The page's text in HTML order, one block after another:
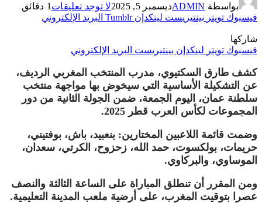
بواسطة ADMINديسمبر 5, 2025 لا توجد تعليقات 1 دقائق
فيسبوك تويتر بينتيريست لينكدإن Tumblr البريد الإلكتروني
شاركها
فيسبوك تويتر لينكدإن بينتيريست البريد الإلكتروني
كشف طارق السكتيوي، مدرب المنتخب المغربي الرديف،
عن التشكيلة الأساسية التي سيخوض بها مواجهة منتخب
سلطنة عمان، اليوم الجمعة، ضمن الجولة الثانية من دور
المجموعات لكأس العرب قطر 2025.
وضمت قائمة اللاعبين المختارين: بنعبيد، باش، بوفتيني،
حريمات، بولكسوت، حمد الله، زحزوح، الكرتي، سعدان،
الموساوي، والبركاوي.
ومن المقرر أن تنطلق المباراة على الساعة الثالثة والنصف
عصرا بتوقيت المغرب، على أرضية ملعب المدينة التعليمية.